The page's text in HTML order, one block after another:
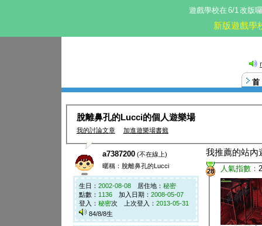
遊戲學校在 6/1改版
新版遊戲學
脫離鼻孔的Lucci的個人遊樂場
我的討論文章 加進遊樂場書籤
a7387200 (不在線上)
暱稱：脫離鼻孔的Lucci
生日： 2002-08-08 居住地： 秘密
點數： 1136 加入日期： 2008-05-07
登入： 秘密次 上次登入： 2013-05-31
84/8/8生
我推薦的站內
28 人氣指數：